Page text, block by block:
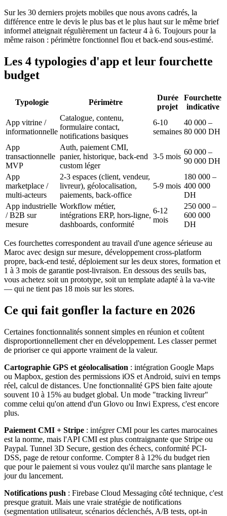
Sur les 30 derniers projets mobiles que nous avons cadrés, la
différence entre le devis le plus bas et le plus haut sur le même brief
informel atteignait régulièrement un facteur 4 à 6. Toujours pour la
même raison : périmètre fonctionnel flou et back-end sous-estimé.
Les 4 typologies d'app et leur fourchette
budget
Typologie Périmètre
Durée
projet
Fourchette
indicative
App vitrine /
informationnelle
Catalogue, contenu,
formulaire contact,
notifications basiques
6-10
semaines
40 000 –
80 000 DH
App
transactionnelle
MVP
Auth, paiement CMI,
panier, historique, back-end
custom léger
3-5 mois
60 000 –
90 000 DH
App
marketplace /
multi-acteurs
2-3 espaces (client, vendeur,
livreur), géolocalisation,
paiements, back-office
5-9 mois
180 000 –
400 000
DH
App industrielle
/ B2B sur
mesure
Workflow métier,
intégrations ERP, hors-ligne,
dashboards, conformité
6-12
mois
250 000 –
600 000
DH
Ces fourchettes correspondent au travail d'une agence sérieuse au
Maroc avec design sur mesure, développement cross-platform
propre, back-end testé, déploiement sur les deux stores, formation et
1 à 3 mois de garantie post-livraison. En dessous des seuils bas,
vous achetez soit un prototype, soit un template adapté à la va-vite
— qui ne tient pas 18 mois sur les stores.
Ce qui fait gonfler la facture en 2026
Certaines fonctionnalités sonnent simples en réunion et coûtent
disproportionnellement cher en développement. Les classer permet
de prioriser ce qui apporte vraiment de la valeur.
Cartographie GPS et géolocalisation : intégration Google Maps
ou Mapbox, gestion des permissions iOS et Android, suivi en temps
réel, calcul de distances. Une fonctionnalité GPS bien faite ajoute
souvent 10 à 15% au budget global. Un mode "tracking livreur"
comme celui qu'on attend d'un Glovo ou Inwi Express, c'est encore
plus.
Paiement CMI + Stripe : intégrer CMI pour les cartes marocaines
est la norme, mais l'API CMI est plus contraignante que Stripe ou
Paypal. Tunnel 3D Secure, gestion des échecs, conformité PCI-
DSS, page de retour conforme. Compter 8 à 12% du budget rien
que pour le paiement si vous voulez qu'il marche sans plantage le
jour du lancement.
Notifications push : Firebase Cloud Messaging côté technique, c'est
presque gratuit. Mais une vraie stratégie de notifications
(segmentation utilisateur, scénarios déclenchés, A/B tests, opt-in